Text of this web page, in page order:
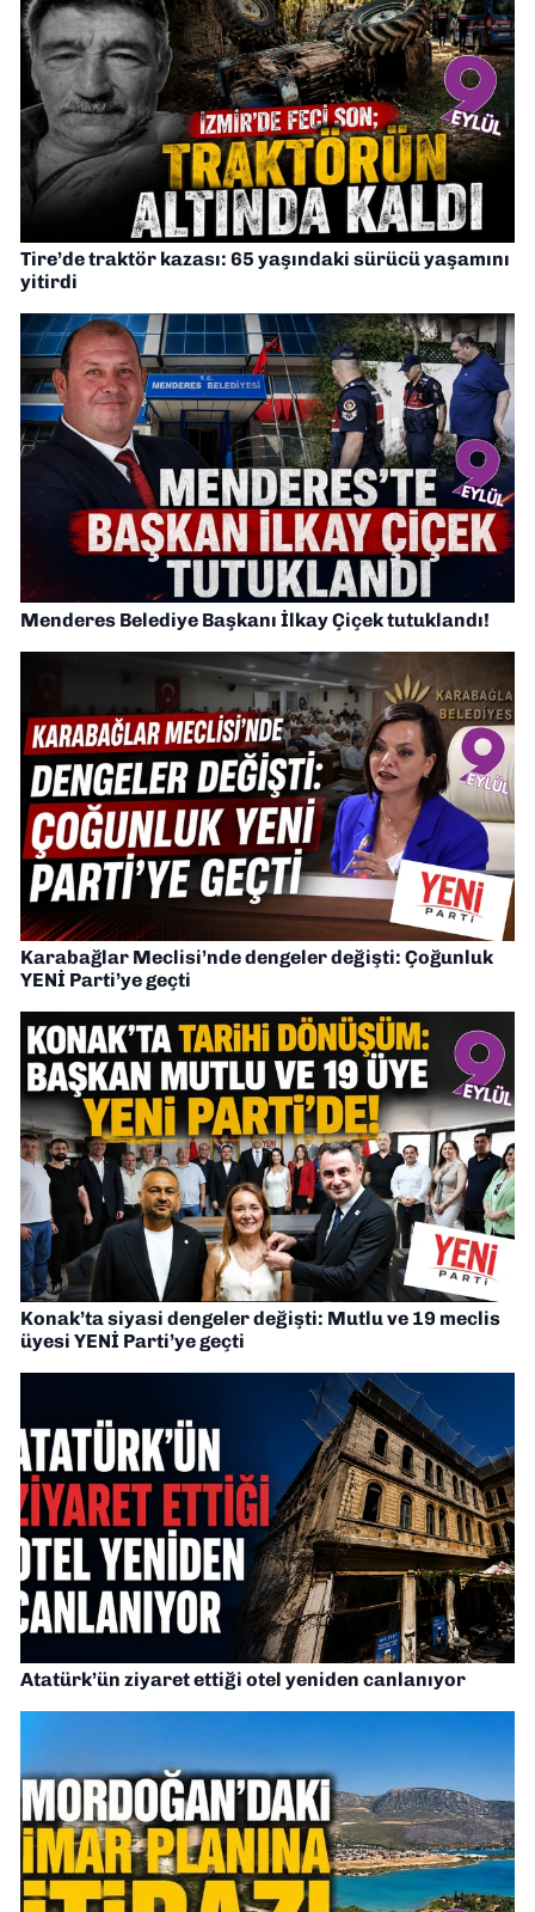
Tire’de traktör kazası: 65 yaşındaki sürücü yaşamını
yitirdi
Menderes Belediye Başkanı İlkay Çiçek tutuklandı!
Karabağlar Meclisi’nde dengeler değişti: Çoğunluk
YENİ Parti’ye geçti
Konak’ta siyasi dengeler değişti: Mutlu ve 19 meclis
üyesi YENİ Parti’ye geçti
Atatürk’ün ziyaret ettiği otel yeniden canlanıyor